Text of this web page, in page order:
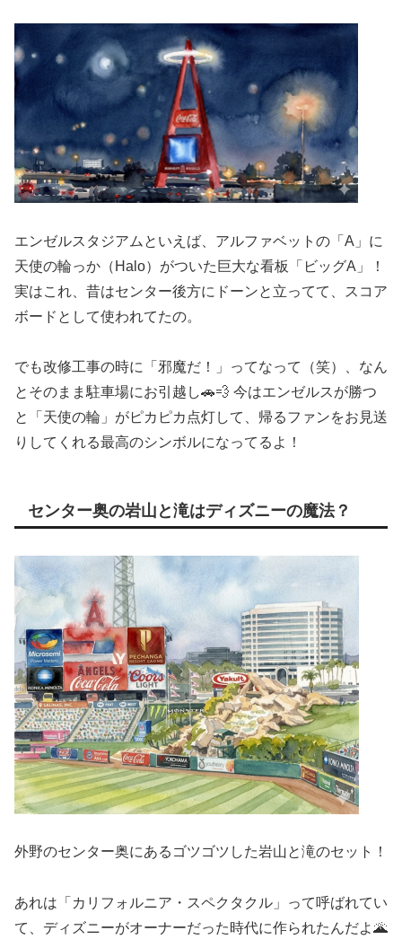
エンゼルスタジアムといえば、アルファベットの「A」に
天使の輪っか（Halo）がついた巨大な看板「ビッグA」！
実はこれ、昔はセンター後方にドーンと立ってて、スコア
ボードとして使われてたの。
でも改修工事の時に「邪魔だ！」ってなって（笑）、なん
とそのまま駐車場にお引越し🚗💨 今はエンゼルスが勝つ
と「天使の輪」がピカピカ点灯して、帰るファンをお見送
りしてくれる最高のシンボルになってるよ！
センター奥の岩山と滝はディズニーの魔法？
外野のセンター奥にあるゴツゴツした岩山と滝のセット！
あれは「カリフォルニア・スペクタクル」って呼ばれてい
て、ディズニーがオーナーだった時代に作られたんだよ🌋